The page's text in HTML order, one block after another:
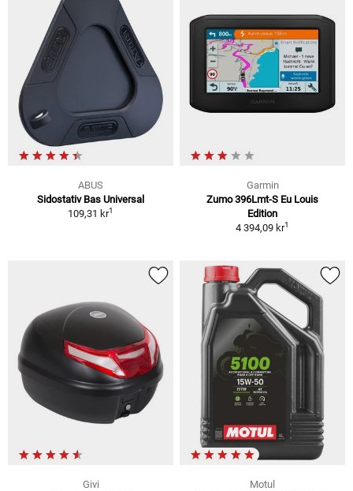
ABUS
Sidostativ Bas Universal
109,31 kr1
Garmin
Zumo 396Lmt-S Eu Louis
Edition
4 394,09 kr1
Givi
Motul